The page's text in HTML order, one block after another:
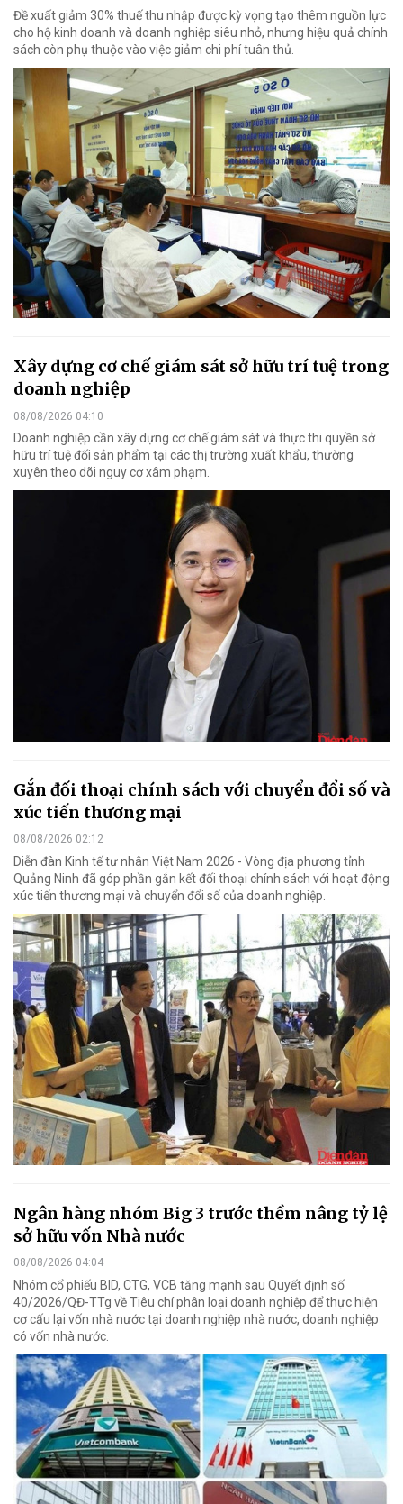
Đề xuất giảm 30% thuế thu nhập được kỳ vọng tạo thêm nguồn lực
cho hộ kinh doanh và doanh nghiệp siêu nhỏ, nhưng hiệu quả chính
sách còn phụ thuộc vào việc giảm chi phí tuân thủ.
Xây dựng cơ chế giám sát sở hữu trí tuệ trong
doanh nghiệp
08/08/2026 04:10
Doanh nghiệp cần xây dựng cơ chế giám sát và thực thi quyền sở
hữu trí tuệ đối sản phẩm tại các thị trường xuất khẩu, thường
xuyên theo dõi nguy cơ xâm phạm.
Gắn đối thoại chính sách với chuyển đổi số và
xúc tiến thương mại
08/08/2026 02:12
Diễn đàn Kinh tế tư nhân Việt Nam 2026 - Vòng địa phương tỉnh
Quảng Ninh đã góp phần gắn kết đối thoại chính sách với hoạt động
xúc tiến thương mại và chuyển đổi số của doanh nghiệp.
Ngân hàng nhóm Big 3 trước thềm nâng tỷ lệ
sở hữu vốn Nhà nước
08/08/2026 04:04
Nhóm cổ phiếu BID, CTG, VCB tăng mạnh sau Quyết định số
40/2026/QĐ-TTg về Tiêu chí phân loại doanh nghiệp để thực hiện
cơ cấu lại vốn nhà nước tại doanh nghiệp nhà nước, doanh nghiệp
có vốn nhà nước.